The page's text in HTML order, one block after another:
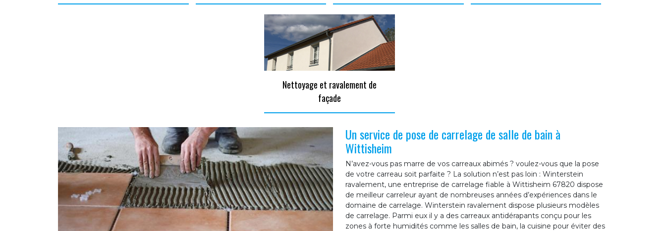
Nettoyage et ravalement de
façade
Un service de pose de carrelage de salle de bain à
Wittisheim
N’avez-vous pas marre de vos carreaux abimés ? voulez-vous que la pose
de votre carreau soit parfaite ? La solution n’est pas loin : Winterstein
ravalement, une entreprise de carrelage fiable à Wittisheim 67820 dispose
de meilleur carreleur ayant de nombreuses années d’expériences dans le
domaine de carrelage. Winterstein ravalement dispose plusieurs modèles
de carrelage. Parmi eux il y a des carreaux antidérapants conçu pour les
zones à forte humidités comme les salles de bain, la cuisine pour éviter des